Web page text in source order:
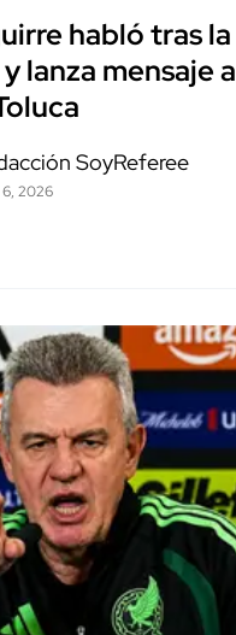
habló tras la
lanza mensaje a
SoyReferee
6, 2026